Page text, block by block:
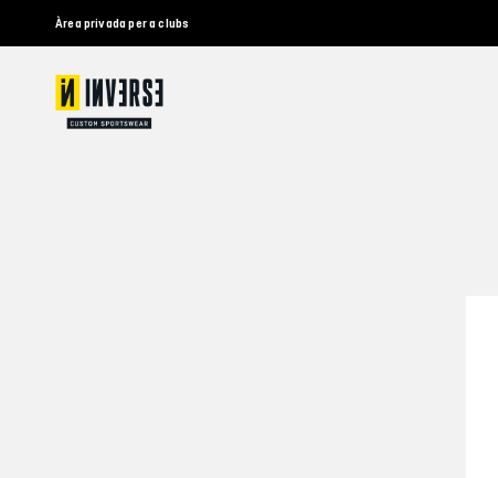
Àrea privada per a clubs